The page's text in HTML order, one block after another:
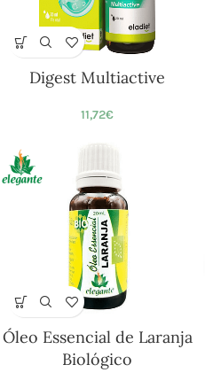
Digest Multiactive
11,72€
Óleo Essencial de Laranja
Biológico